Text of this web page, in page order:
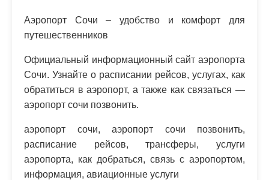
Аэропорт Сочи – удобство и комфорт для
путешественников
Официальный информационный сайт аэропорта
Сочи. Узнайте о расписании рейсов, услугах, как
обратиться в аэропорт, а также как связаться —
аэропорт сочи позвонить.
аэропорт сочи, аэропорт сочи позвонить,
расписание рейсов, трансферы, услуги
аэропорта, как добраться, связь с аэропортом,
информация, авиационные услуги